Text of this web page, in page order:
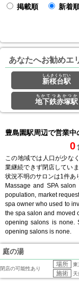
掲載順
新着
あなたへお勧めエ
新桜台駅
しんさくらだい
地下鉄赤塚駅
ちかてつあかつか
豊島園駅周辺で営業
0
この地域では人口が少な
業継続できず閉店してい
状況不明のサロンは1件あ
Massage and SPA
population, market
spa owner who used to
the spa salon and moved
opening salons is none.
opening salons is none.
庭の湯
閉店の可能性あり
場所 東
施術 天